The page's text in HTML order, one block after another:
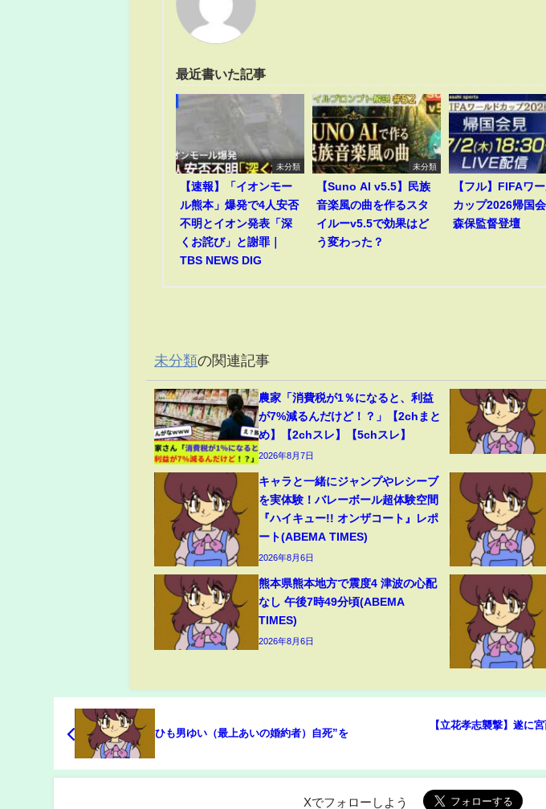
最近書いた記事
未分類
【速報】「イオンモー
ル熊本」爆発で4人安否
不明とイオン発表「深
くお詫び」と謝罪｜
TBS NEWS DIG
未分類
【Suno AI v5.5】民族
音楽風の曲を作るスタ
イルーv5.5で効果はど
う変わった？
【フル】FIFAワ
カップ2026帰国
森保監督登壇
未分類の関連記事
農家「消費税が1％になると、利益
が7%減るんだけど！？」【2chまと
め】【2chスレ】【5chスレ】
2026年8月7日
キャラと一緒にジャンプやレシーブ
を実体験！バレーボール超体験空間
『ハイキュー!! オンザコート』レポ
ート(ABEMA TIMES)
2026年8月6日
熊本県熊本地方で震度4 津波の心配
なし 午後7時49分頃(ABEMA
TIMES)
2026年8月6日
ひも男ゆい（最上あいの婚約者）自死”を
【立花孝志襲撃】遂に
Xでフォローしよう